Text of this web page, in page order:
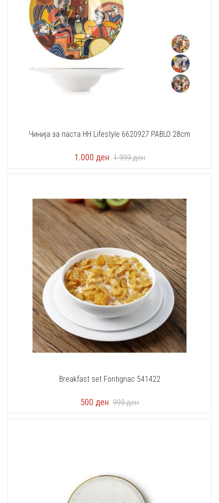
Чинија за паста HH Lifestyle 6620927 PABLO 28cm
1.000 ден 1.999ден
Breakfast set Fontignac 541422
500 ден 999ден